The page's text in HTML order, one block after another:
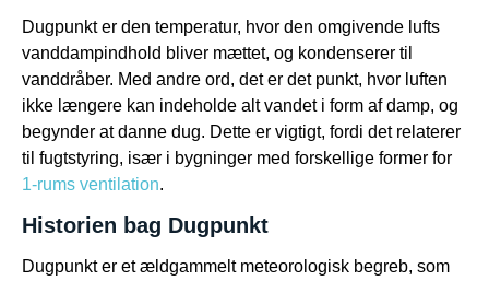
Dugpunkt er den temperatur, hvor den omgivende lufts
vanddampindhold bliver mættet, og kondenserer til
vanddråber. Med andre ord, det er det punkt, hvor luften
ikke længere kan indeholde alt vandet i form af damp, og
begynder at danne dug. Dette er vigtigt, fordi det relaterer
til fugtstyring, især i bygninger med forskellige former for
1-rums ventilation.
Historien bag Dugpunkt
Dugpunkt er et ældgammelt meteorologisk begreb, som